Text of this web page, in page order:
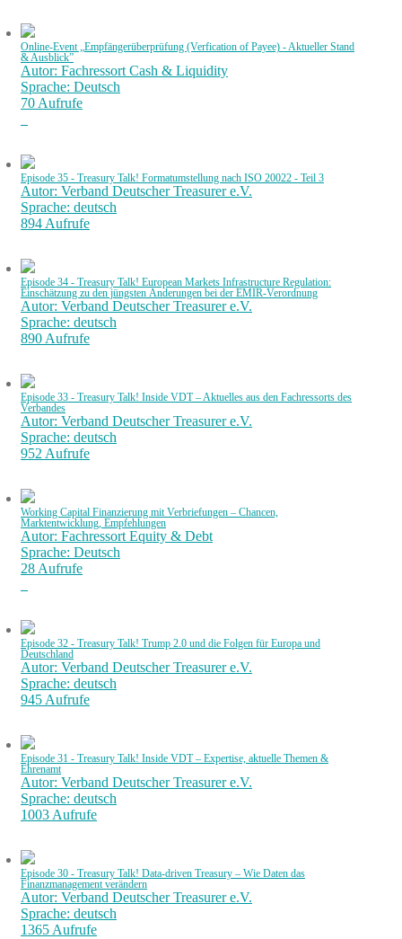
Online-Event „Empfängerüberprüfung (Verfication of Payee) - Aktueller Stand
& Ausblick”
Autor: Fachressort Cash & Liquidity
Sprache: Deutsch
70 Aufrufe
Episode 35 - Treasury Talk! Formatumstellung nach ISO 20022 - Teil 3
Autor: Verband Deutscher Treasurer e.V.
Sprache: deutsch
894 Aufrufe
Episode 34 - Treasury Talk! European Markets Infrastructure Regulation:
Einschätzung zu den jüngsten Änderungen bei der EMIR-Verordnung
Autor: Verband Deutscher Treasurer e.V.
Sprache: deutsch
890 Aufrufe
Episode 33 - Treasury Talk! Inside VDT – Aktuelles aus den Fachressorts des
Verbandes
Autor: Verband Deutscher Treasurer e.V.
Sprache: deutsch
952 Aufrufe
Working Capital Finanzierung mit Verbriefungen – Chancen,
Marktentwicklung, Empfehlungen
Autor: Fachressort Equity & Debt
Sprache: Deutsch
28 Aufrufe
Episode 32 - Treasury Talk! Trump 2.0 und die Folgen für Europa und
Deutschland
Autor: Verband Deutscher Treasurer e.V.
Sprache: deutsch
945 Aufrufe
Episode 31 - Treasury Talk! Inside VDT – Expertise, aktuelle Themen &
Ehrenamt
Autor: Verband Deutscher Treasurer e.V.
Sprache: deutsch
1003 Aufrufe
Episode 30 - Treasury Talk! Data-driven Treasury – Wie Daten das
Finanzmanagement verändern
Autor: Verband Deutscher Treasurer e.V.
Sprache: deutsch
1365 Aufrufe